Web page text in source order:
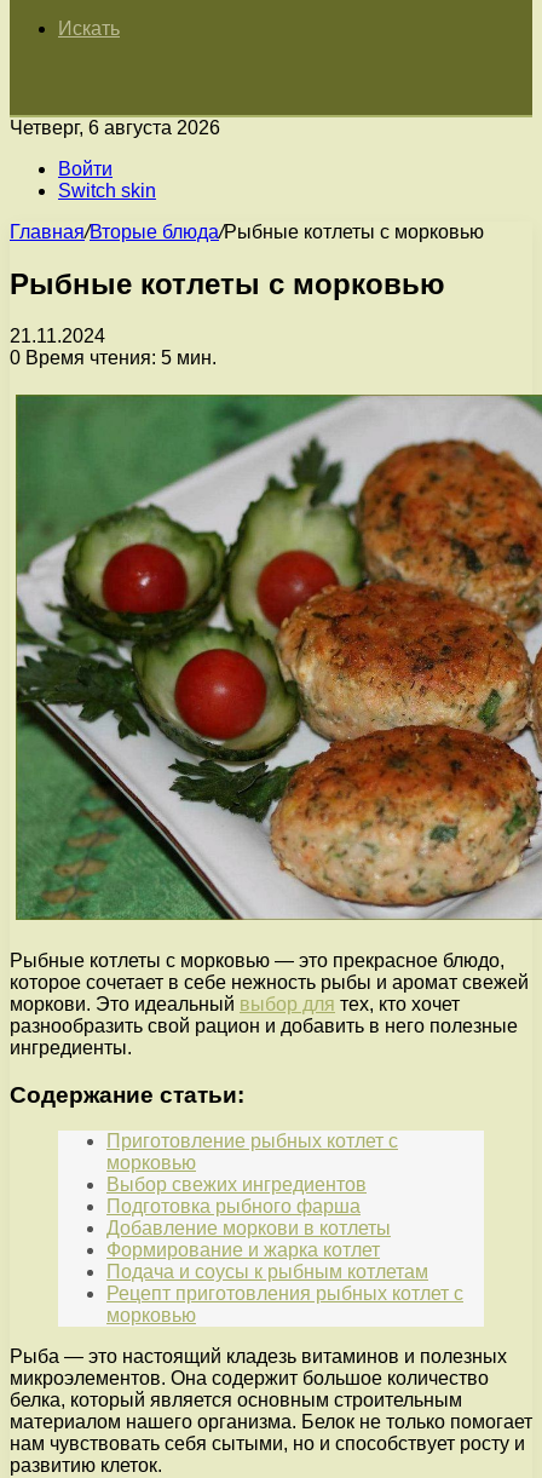
Искать
Четверг, 6 августа 2026
Войти
Switch skin
Главная/Вторые блюда/Рыбные котлеты с морковью
Рыбные котлеты с морковью
21.11.2024
0 Время чтения: 5 мин.
Рыбные котлеты с морковью — это прекрасное блюдо,
которое сочетает в себе нежность рыбы и аромат свежей
моркови. Это идеальный выбор для тех, кто хочет
разнообразить свой рацион и добавить в него полезные
ингредиенты.
Содержание статьи:
Приготовление рыбных котлет с
морковью
Выбор свежих ингредиентов
Подготовка рыбного фарша
Добавление моркови в котлеты
Формирование и жарка котлет
Подача и соусы к рыбным котлетам
Рецепт приготовления рыбных котлет с
морковью
Рыба — это настоящий кладезь витаминов и полезных
микроэлементов. Она содержит большое количество
белка, который является основным строительным
материалом нашего организма. Белок не только помогает
нам чувствовать себя сытыми, но и способствует росту и
развитию клеток.